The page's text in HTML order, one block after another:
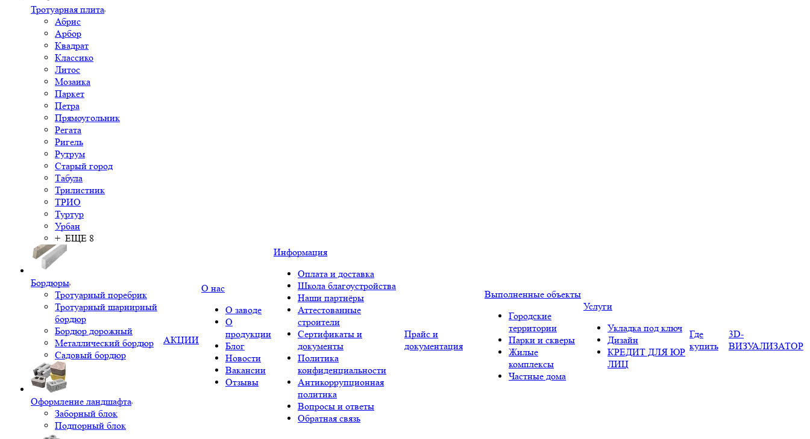
Тротуарная плита
Абрис
Арбор
Квадрат
Классико
Литос
Мозаика
Паркет
Петра
Прямоугольник
Регата
Ригель
Рутрум
Старый город
Табула
Трилистник
ТРИО
Туртур
Урбан
+ ЕЩЕ 8
Бордюры
Тротуарный поребрик
Тротуарный шарнирный
бордюр
Бордюр дорожный
Металлический бордюр
Садовый бордюр
Оформление ландшафта
Заборный блок
Подпорный блок
АКЦИИ
О нас
О заводе
О
продукции
Блог
Новости
Вакансии
Отзывы
Информация
Оплата и доставка
Школа благоустройства
Наши партнёры
Аттестованные
строители
Сертификаты и
документы
Политика
конфиденциальности
Антикоррупционная
политика
Вопросы и ответы
Обратная связь
Прайс и
документация
Выполненные объекты
Городские
территории
Парки и скверы
Жилые
комплексы
Частные дома
Услуги
Укладка под ключ
Дизайн
КРЕДИТ ДЛЯ ЮР
ЛИЦ
Где
купить
3D-
ВИЗУАЛИЗАТОР